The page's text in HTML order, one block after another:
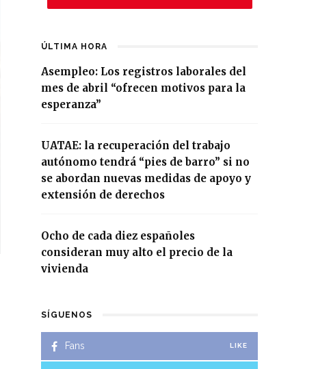
ÚLTIMA HORA
Asempleo: Los registros laborales del
mes de abril “ofrecen motivos para la
esperanza”
UATAE: la recuperación del trabajo
autónomo tendrá “pies de barro” si no
se abordan nuevas medidas de apoyo y
extensión de derechos
Ocho de cada diez españoles
consideran muy alto el precio de la
vivienda
SÍGUENOS
Fans LIKE